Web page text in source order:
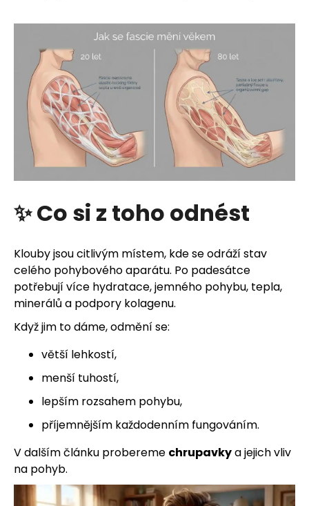
✨ Co si z toho odnést
Klouby jsou citlivým místem, kde se odráží stav
celého pohybového aparátu. Po padesátce
potřebují více hydratace, jemného pohybu, tepla,
minerálů a podpory kolagenu.
Když jim to dáme, odmění se:
větší lehkostí,
menší tuhostí,
lepším rozsahem pohybu,
příjemnějším každodenním fungováním.
V dalším článku probereme chrupavkya jejich vliv
na pohyb.